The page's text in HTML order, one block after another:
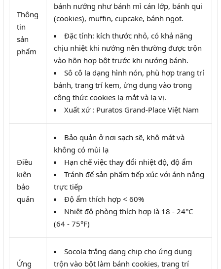
Thông
tin
sản
phẩm
bánh nướng như bánh mì cán lớp, bánh qui
(cookies), muffin, cupcake, bánh ngọt.
Đặc tính: kích thước nhỏ, có khả năng
chịu nhiệt khi nướng nên thường được trộn
vào hỗn hợp bột trước khi nướng bánh.
Sô cô la dạng hình nón, phù hợp trang trí
bánh, trang trí kem, ừng dụng vào trong
công thức cookies lạ mắt và lạ vị.
Xuất xứ : Puratos Grand-Place Việt Nam
Điều
kiện
bảo
quản
Bảo quản ở nơi sạch sẽ, khô mát và
không có mùi lạ
Hạn chế việc thay đổi nhiệt độ, độ ẩm
Tránh để sản phẩm tiếp xúc với ánh nắng
trực tiếp
Độ ẩm thích hợp < 60%
Nhiệt độ phòng thích hợp là 18 - 24°C
(64 - 75°F)
Ứng
Socola trắng dạng chip cho ứng dụng
trộn vào bột làm bánh cookies, trang trí